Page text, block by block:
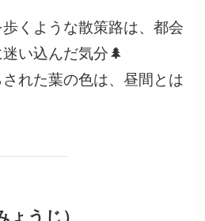
くような散策路は、都会
い込んだ気分🌲
れた葉の色は、昼間とは
ょうじ）